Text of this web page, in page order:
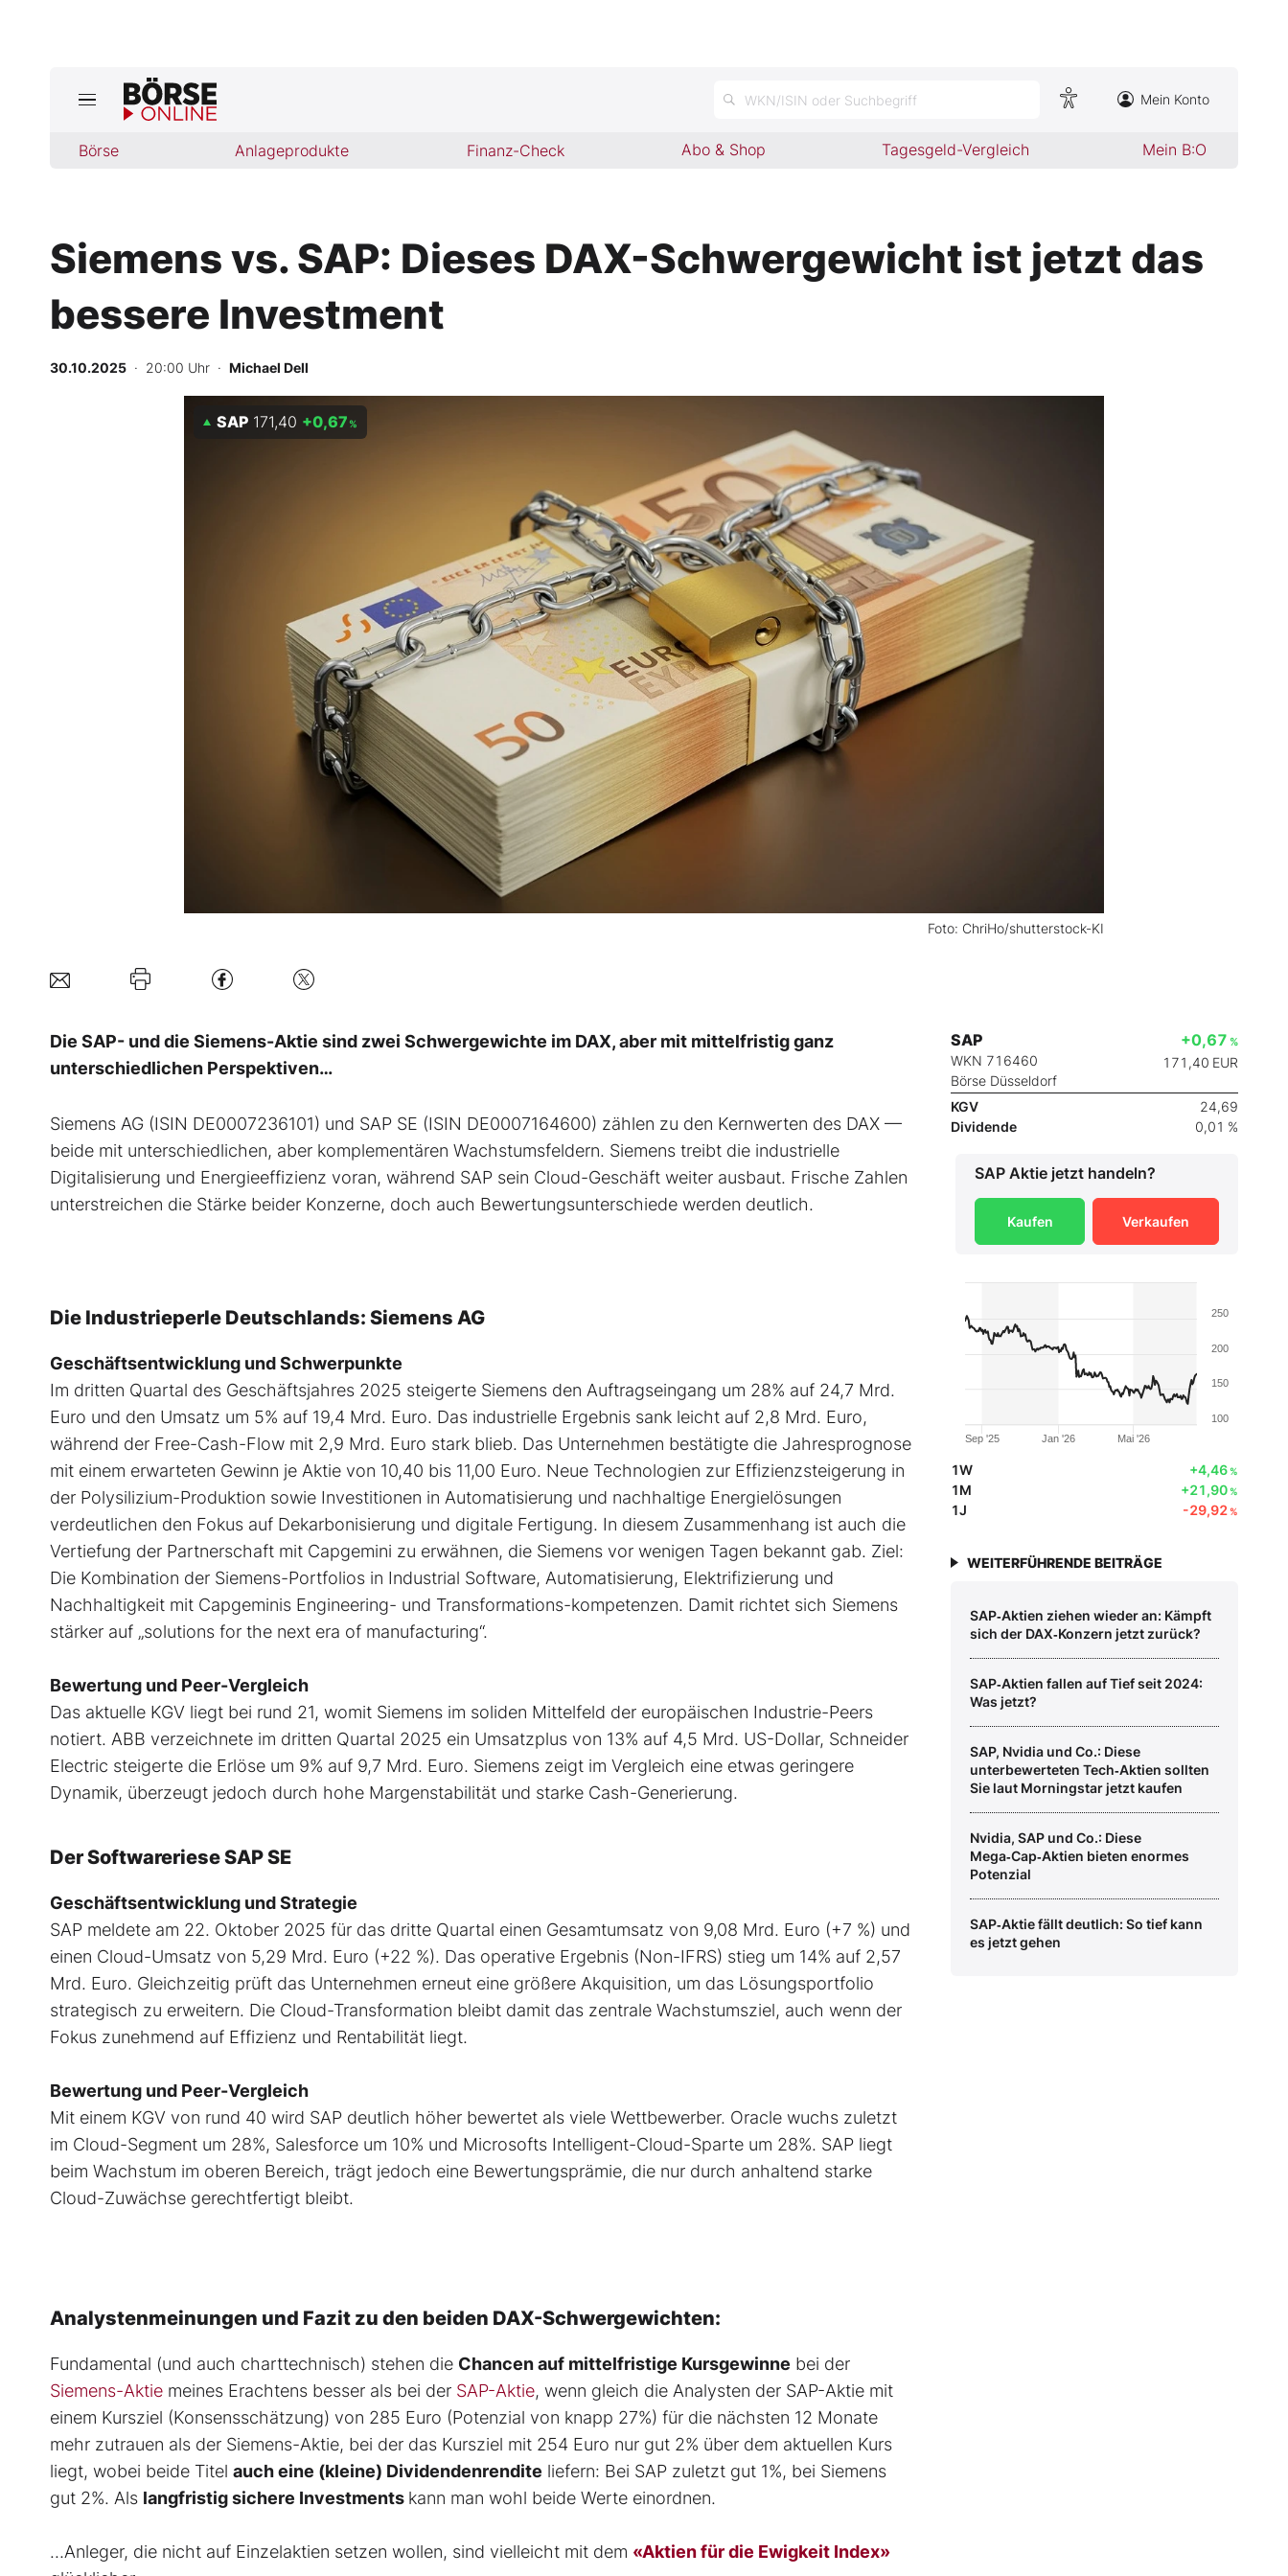
WKN/ISIN oder Suchbegriff Mein Konto
Börse Anlageprodukte Finanz-Check Abo & Shop Tagesgeld-Vergleich Mein B:O
Börse
Finanz-Check
Abo & Shop
BO-Musterdepots
Siemens vs. SAP: Dieses DAX-Schwergewicht ist jetzt das
bessere Investment
30.10.2025 · 20:00 Uhr · Michael Dell
Foto: ChriHo/shutterstock-KI
SAP 171,40 +0,67 %
Die SAP- und die Siemens-Aktie sind zwei Schwergewichte im DAX, aber mit mittelfristig ganz
unterschiedlichen Perspektiven…
Siemens AG (ISIN DE0007236101) und SAP SE (ISIN DE0007164600) zählen zu den Kernwerten des DAX —
beide mit unterschiedlichen, aber komplementären Wachstumsfeldern. Siemens treibt die industrielle
Digitalisierung und Energieeffizienz voran, während SAP sein Cloud-Geschäft weiter ausbaut. Frische Zahlen
unterstreichen die Stärke beider Konzerne, doch auch Bewertungsunterschiede werden deutlich.
Die Industrieperle Deutschlands: Siemens AG
Geschäftsentwicklung und Schwerpunkte
Im dritten Quartal des Geschäftsjahres 2025 steigerte Siemens den Auftragseingang um 28% auf 24,7 Mrd.
Euro und den Umsatz um 5% auf 19,4 Mrd. Euro. Das industrielle Ergebnis sank leicht auf 2,8 Mrd. Euro,
während der Free-Cash-Flow mit 2,9 Mrd. Euro stark blieb. Das Unternehmen bestätigte die Jahresprognose
mit einem erwarteten Gewinn je Aktie von 10,40 bis 11,00 Euro. Neue Technologien zur Effizienzsteigerung in
der Polysilizium-Produktion sowie Investitionen in Automatisierung und nachhaltige Energielösungen
verdeutlichen den Fokus auf Dekarbonisierung und digitale Fertigung. In diesem Zusammenhang ist auch die
Vertiefung der Partnerschaft mit Capgemini zu erwähnen, die Siemens vor wenigen Tagen bekannt gab. Ziel:
Die Kombination der Siemens-Portfolios in Industrial Software, Automatisierung, Elektrifizierung und
Nachhaltigkeit mit Capgeminis Engineering- und Transformations-kompetenzen. Damit richtet sich Siemens
stärker auf „solutions for the next era of manufacturing“.
Bewertung und Peer-Vergleich
Das aktuelle KGV liegt bei rund 21, womit Siemens im soliden Mittelfeld der europäischen Industrie-Peers
notiert. ABB verzeichnete im dritten Quartal 2025 ein Umsatzplus von 13% auf 4,5 Mrd. US-Dollar, Schneider
Electric steigerte die Erlöse um 9% auf 9,7 Mrd. Euro. Siemens zeigt im Vergleich eine etwas geringere
Dynamik, überzeugt jedoch durch hohe Margenstabilität und starke Cash-Generierung.
Der Softwareriese SAP SE
Geschäftsentwicklung und Strategie
SAP meldete am 22. Oktober 2025 für das dritte Quartal einen Gesamtumsatz von 9,08 Mrd. Euro (+7 %) und
einen Cloud-Umsatz von 5,29 Mrd. Euro (+22 %). Das operative Ergebnis (Non-IFRS) stieg um 14% auf 2,57
Mrd. Euro. Gleichzeitig prüft das Unternehmen erneut eine größere Akquisition, um das Lösungsportfolio
strategisch zu erweitern. Die Cloud-Transformation bleibt damit das zentrale Wachstumsziel, auch wenn der
Fokus zunehmend auf Effizienz und Rentabilität liegt.
Bewertung und Peer-Vergleich
Mit einem KGV von rund 40 wird SAP deutlich höher bewertet als viele Wettbewerber. Oracle wuchs zuletzt
im Cloud-Segment um 28%, Salesforce um 10% und Microsofts Intelligent-Cloud-Sparte um 28%. SAP liegt
beim Wachstum im oberen Bereich, trägt jedoch eine Bewertungsprämie, die nur durch anhaltend starke
Cloud-Zuwächse gerechtfertigt bleibt.
Analystenmeinungen und Fazit zu den beiden DAX-Schwergewichten:
Fundamental (und auch charttechnisch) stehen die Chancen auf mittelfristige Kursgewinne bei der
Siemens-Aktie meines Erachtens besser als bei der SAP-Aktie, wenn gleich die Analysten der SAP-Aktie mit
einem Kursziel (Konsensschätzung) von 285 Euro (Potenzial von knapp 27%) für die nächsten 12 Monate
mehr zutrauen als der Siemens-Aktie, bei der das Kursziel mit 254 Euro nur gut 2% über dem aktuellen Kurs
liegt, wobei beide Titel auch eine (kleine) Dividendenrendite liefern: Bei SAP zuletzt gut 1%, bei Siemens
gut 2%. Als langfristig sichere Investments kann man wohl beide Werte einordnen.
…Anleger, die nicht auf Einzelaktien setzen wollen, sind vielleicht mit dem «Aktien für die Ewigkeit Index»
SAP
WKN 716460
Börse Düsseldorf
+0,67 %
171,40 EUR
KGV
24,69
Dividende
0,01 %
SAP Aktie jetzt handeln?
Kaufen Verkaufen
Jan '26
Sep '25 Mai '26
100
150
200
250
1W +4,46%
1M +21,90%
1J -29,92%
WEITERFÜHRENDE BEITRÄGE
SAP‑Aktien ziehen wieder an: Kämpft
sich der DAX‑Konzern jetzt zurück?
SAP‑Aktien fallen auf Tief seit 2024:
Was jetzt?
SAP, Nvidia und Co.: Diese
unterbewerteten Tech‑Aktien sollten
Sie laut Morningstar jetzt kaufen
Nvidia, SAP und Co.: Diese
Mega‑Cap‑Aktien bieten enormes
Potenzial
SAP‑Aktie fällt deutlich: So tief kann
es jetzt gehen